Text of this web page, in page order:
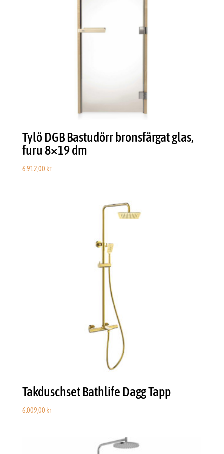
Tylö DGB Bastudörr bronsfärgat glas,
furu 8×19 dm
6.912,00 kr
Takduschset Bathlife Dagg Tapp
6.009,00 kr